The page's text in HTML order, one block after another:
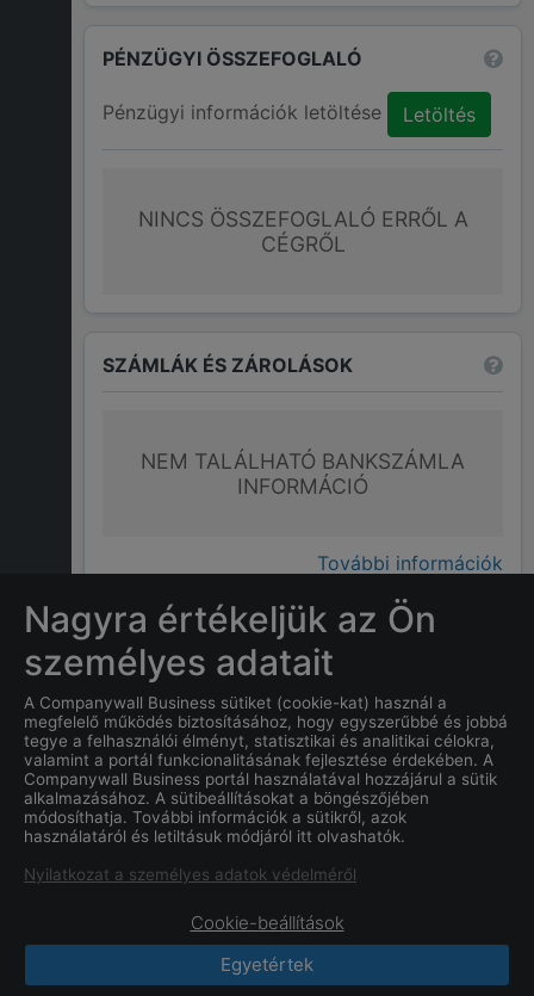
PÉNZÜGYI ÖSSZEFOGLALÓ
Pénzügyi információk letöltése Letöltés
NINCS ÖSSZEFOGLALÓ ERRŐL A
CÉGRŐL
SZÁMLÁK ÉS ZÁROLÁSOK
NEM TALÁLHATÓ BANKSZÁMLA
INFORMÁCIÓ
További információk
GYAKRAN ISMÉTELT KÉRDÉSEK
MiSoleil-Energy Kft "f. a."
címe?
Mi aSoleil-Energy Kft "f. a."
cég alapításának dátuma?
CompanyWall Business © 2026
Felhasználási feltétek | Adatvédelmi szabályzat
Nagyra értékeljük az Ön
személyes adatait
A Companywall Business sütiket (cookie-kat) használ a
megfelelő működés biztosításához, hogy egyszerűbbé és jobbá
tegye a felhasználói élményt, statisztikai és analitikai célokra,
valamint a portál funkcionalitásának fejlesztése érdekében. A
Companywall Business portál használatával hozzájárul a sütik
alkalmazásához. A sütibeállításokat a böngészőjében
módosíthatja. További információk a sütikről, azok
használatáról és letiltásuk módjáról itt olvashatók.
Nyilatkozat a személyes adatok védelméről
Cookie-beállítások
Egyetértek